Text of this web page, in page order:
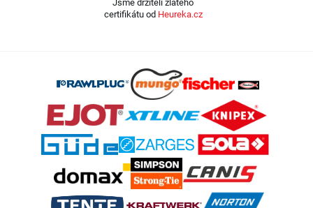
Jsme držiteli zlatého
certifikátu od Heureka.cz